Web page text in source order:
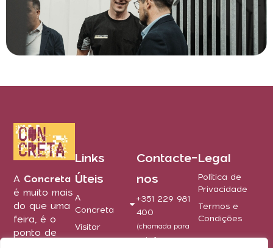
A Concreta
é muito mais
do que uma
feira, é o
ponto de
Links
Úteis
A
Concreta
Visitar
Contacte-
nos
+351 229 981
400
(chamada para
rede fixa
Legal
Política de
Privacidade
Termos e
Condições